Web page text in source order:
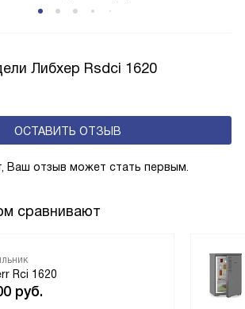
дополнительные функции, такие
техника из этой линейки отличается
высокой функциональностью.
Либхер Rsdci 1620
ОСТАВИТЬ ОТЗЫВ
Ваш отзыв может стать первым.
сравнивают
Rci 1620
руб.